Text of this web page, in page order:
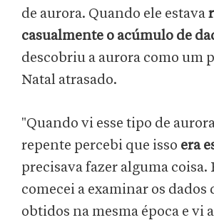
de aurora. Quando ele estava
casualmente o acúmulo de
descobriu a aurora como um
Natal atrasado.
"Quando vi esse tipo de
repente percebi que isso era
precisava fazer alguma coisa.
comecei a examinar os dados
obtidos na mesma época e vi